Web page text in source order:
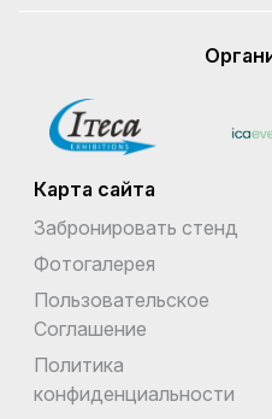
Карта сайта
Забронировать стенд
Фотогалерея
Пользовательское
Соглашение
Политика
конфиденциальности